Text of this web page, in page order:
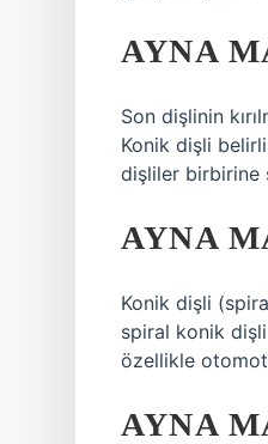
AYNA
Son dişlinin
Konik dişli
dişliler birbirine
AYNA
Konik dişli
spiral konik
özellikle
AYNA